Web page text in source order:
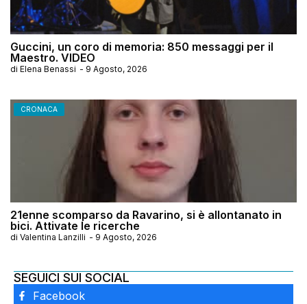
Guccini, un coro di memoria: 850 messaggi per il
Maestro. VIDEO
di Elena Benassi - 9 Agosto, 2026
CRONACA
21enne scomparso da Ravarino, si è allontanato in
bici. Attivate le ricerche
di Valentina Lanzilli - 9 Agosto, 2026
SEGUICI SUI SOCIAL
Facebook